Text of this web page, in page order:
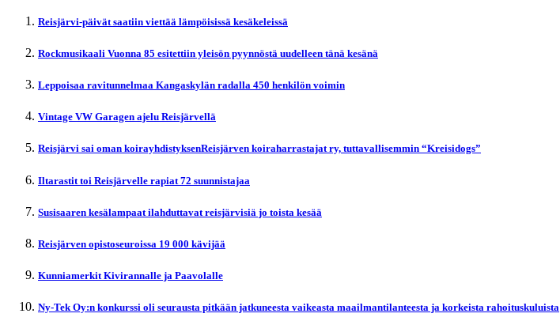
Reisjärvi-päivät saatiin viettää lämpöisissä kesäkeleissä
Rockmusikaali Vuonna 85 esitettiin yleisön pyynnöstä uudelleen tänä kesänä
Leppoisaa ravitunnelmaa Kangaskylän radalla 450 henkilön voimin
Vintage VW Garagen ajelu Reisjärvellä
Reisjärvi sai oman koirayhdistyksenReisjärven koiraharrastajat ry, tuttavallisemmin “Kreisidogs”
Iltarastit toi Reisjärvelle rapiat 72 suunnistajaa
Susisaaren kesälampaat ilahduttavat reisjärvisiä jo toista kesää
Reisjärven opistoseuroissa 19 000 kävijää
Kunniamerkit Kivirannalle ja Paavolalle
Ny-Tek Oy:n konkurssi oli seurausta pitkään jatkuneesta vaikeasta maailmantilanteesta ja korkeista rahoituskuluista